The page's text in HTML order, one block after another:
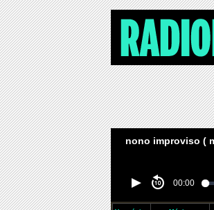
nono improviso (
00:00